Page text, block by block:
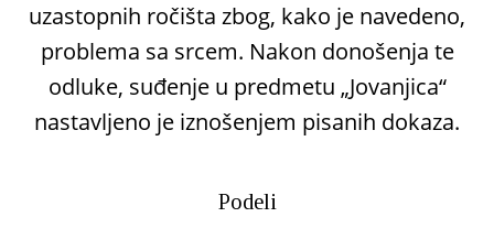
uzastopnih ročišta zbog, kako je navedeno,
problema sa srcem. Nakon donošenja te
odluke, suđenje u predmetu „Jovanjica“
nastavljeno je iznošenjem pisanih dokaza.
Podeli